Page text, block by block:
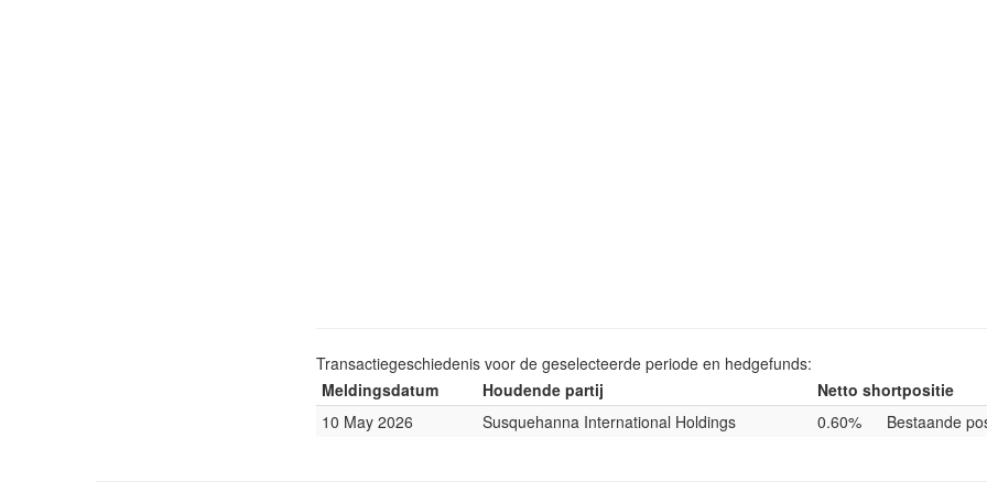
Transactiegeschiedenis voor de geselecteerde periode en hedgefunds:
Meldingsdatum
Houdende partij
Netto shortpositie
10 May 2026
Susquehanna International Holdings 0.60% Bestaande